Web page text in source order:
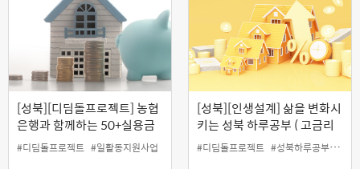
[성북][디딤돌프로젝트] 농협
은행과 함께하는 50+실용금
융 '주택세금 한번에 정리하
기'
#디딤돌프로젝트 #일활동지원사업
[성북][인생설계] 삶을 변화시
키는 성북 하루공부 ( 고금리
시대 부동산 자산관리 전략 )
#디딤돌프로젝트 #성북하루공부 #유